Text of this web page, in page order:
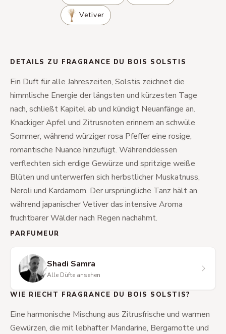
Vetiver
DETAILS ZU FRAGRANCE DU BOIS SOLSTIS
Ein Duft für alle Jahreszeiten, Solstis zeichnet die
himmlische Energie der längsten und kürzesten Tage
nach, schließt Kapitel ab und kündigt Neuanfänge an.
Knackiger Apfel und Zitrusnoten erinnern an schwüle
Sommer, während würziger rosa Pfeffer eine rosige,
romantische Nuance hinzufügt. Währenddessen
verflechten sich erdige Gewürze und spritzige weiße
Blüten und unterwerfen sich herbstlicher Muskatnuss,
Neroli und Kardamom. Der ursprüngliche Tanz hält an,
während japanischer Vetiver das intensive Aroma
fruchtbarer Wälder nach Regen nachahmt.
PARFUMEUR
Shadi Samra
Alle Düfte ansehen
WIE RIECHT FRAGRANCE DU BOIS SOLSTIS?
Eine harmonische Mischung aus Zitrusfrische und warmen
Gewürzen, die mit lebhafter Mandarine, Bergamotte und